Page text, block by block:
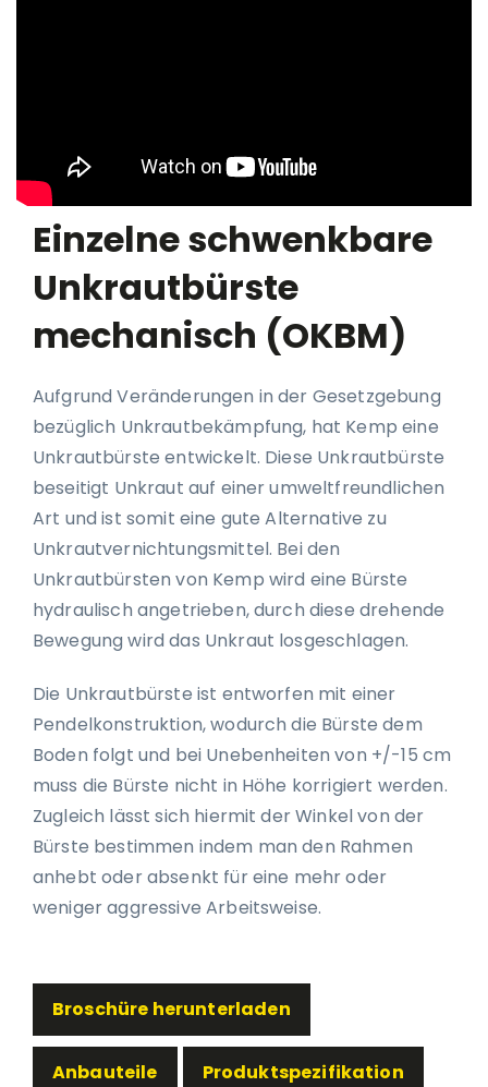
Einzelne schwenkbare
Unkrautbürste
mechanisch (OKBM)
Aufgrund Veränderungen in der Gesetzgebung
bezüglich Unkrautbekämpfung, hat Kemp eine
Unkrautbürste entwickelt. Diese Unkrautbürste
beseitigt Unkraut auf einer umweltfreundlichen
Art und ist somit eine gute Alternative zu
Unkrautvernichtungsmittel. Bei den
Unkrautbürsten von Kemp wird eine Bürste
hydraulisch angetrieben, durch diese drehende
Bewegung wird das Unkraut losgeschlagen.
Die Unkrautbürste ist entworfen mit einer
Pendelkonstruktion, wodurch die Bürste dem
Boden folgt und bei Unebenheiten von +/-15 cm
muss die Bürste nicht in Höhe korrigiert werden.
Zugleich lässt sich hiermit der Winkel von der
Bürste bestimmen indem man den Rahmen
anhebt oder absenkt für eine mehr oder
weniger aggressive Arbeitsweise.
Broschüre herunterladen
Anbauteile Produktspezifikation